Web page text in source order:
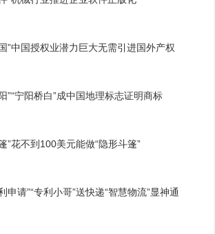
”中国授权业潜力巨大无需引进国外产权
”“宁阳桥白”成中国地理标志证明商标
”花不到100美元能做“隐形斗篷”
申请”“专利小哥”送快递“智慧物流”显神通